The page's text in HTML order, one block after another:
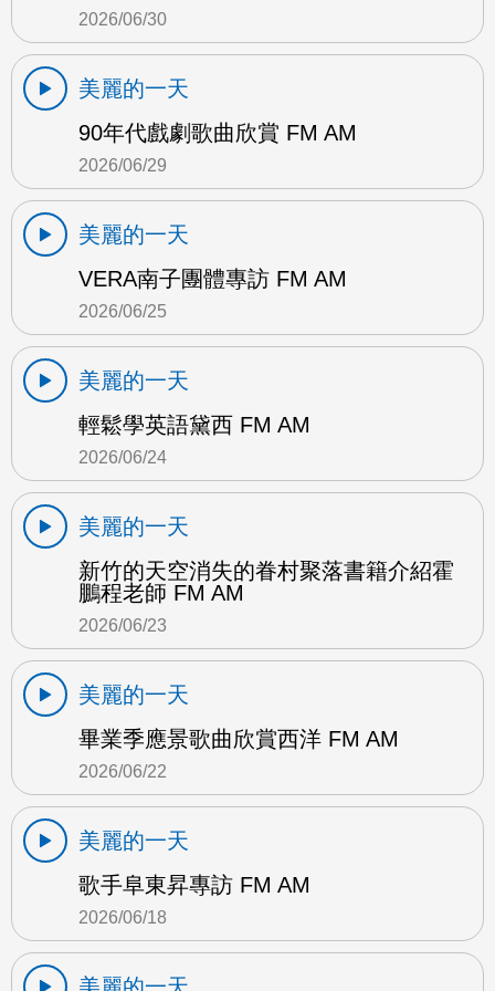
2026/06/30
美麗的一天
90年代戲劇歌曲欣賞 FM AM
2026/06/29
美麗的一天
VERA南子團體專訪 FM AM
2026/06/25
美麗的一天
輕鬆學英語黛西 FM AM
2026/06/24
美麗的一天
新竹的天空消失的眷村聚落書籍介紹霍
鵬程老師 FM AM
2026/06/23
美麗的一天
畢業季應景歌曲欣賞西洋 FM AM
2026/06/22
美麗的一天
歌手阜東昇專訪 FM AM
2026/06/18